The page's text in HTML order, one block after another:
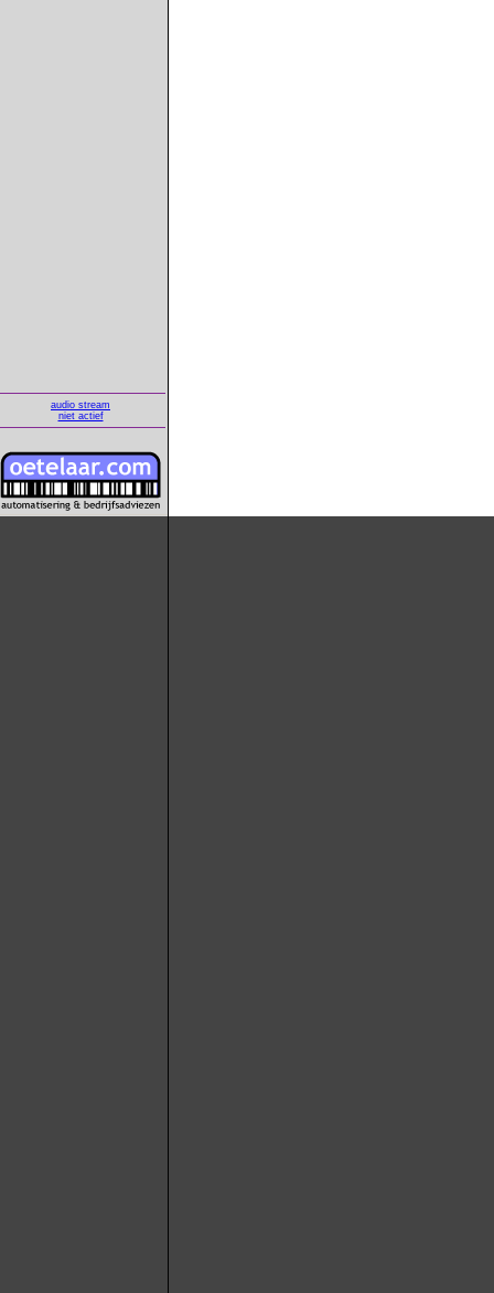
audio stream
niet actief